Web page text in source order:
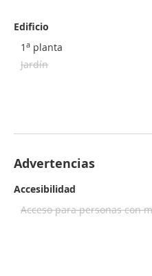
Edificio
1 a planta
Jardín
Advertencias
Accesibilidad
Acceso para personas con